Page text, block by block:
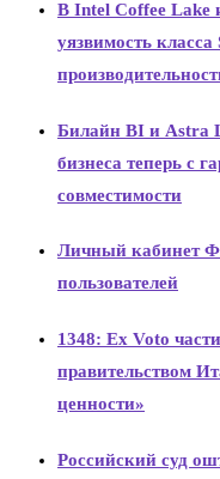
В Intel Coffee Lake
уязвимость класса
Билайн BI и Astra
бизнеса теперь с
совместимости
Личный кабинет
пользователей
1348: Ex Voto
правительством
ценности»
Российский суд